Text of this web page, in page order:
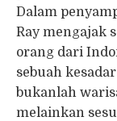
Dalam
Ray mengajak
orang dari
sebuah
bukanlah
melainkan